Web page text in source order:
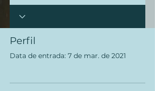
Perfil
Data de entrada: 7 de mar. de 2021